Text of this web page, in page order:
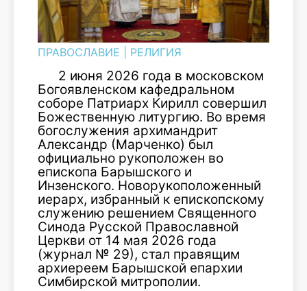
ПРАВОСЛАВИЕ РЕЛИГИЯ
2 июня 2026 года в московском
Богоявленском кафедральном
соборе Патриарх Кирилл совершил
Божественную литургию. Во время
богослужения архимандрит
Александр (Марченко) был
официально рукоположен во
епископа Барышского и
Инзенского. Новорукоположенный
иерарх, избранный к епископскому
служению решением Священного
Синода Русской Православной
Церкви от 14 мая 2026 года
(журнал № 29), стал правящим
архиереем Барышской епархии
Симбирской митрополии.